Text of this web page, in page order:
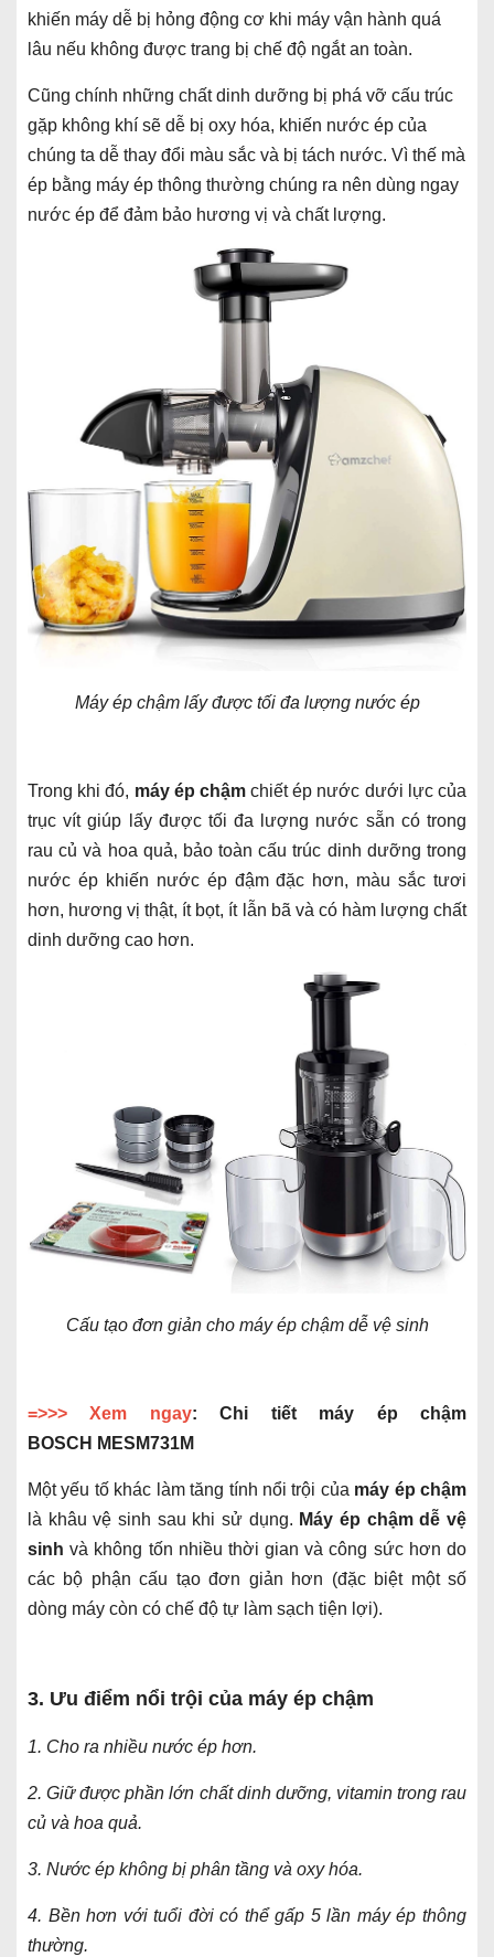
khiến máy dễ bị hỏng động cơ khi máy vận hành quá
lâu nếu không được trang bị chế độ ngắt an toàn.
Cũng chính những chất dinh dưỡng bị phá vỡ cấu trúc
gặp không khí sẽ dễ bị oxy hóa, khiến nước ép của
chúng ta dễ thay đổi màu sắc và bị tách nước. Vì thế mà
ép bằng máy ép thông thường chúng ra nên dùng ngay
nước ép để đảm bảo hương vị và chất lượng.
Máy ép chậm lấy được tối đa lượng nước ép
Trong khi đó, máy ép chậmchiết ép nước dưới lực của
trục vít giúp lấy được tối đa lượng nước sẵn có trong
rau củ và hoa quả, bảo toàn cấu trúc dinh dưỡng trong
nước ép khiến nước ép đậm đặc hơn, màu sắc tươi
hơn, hương vị thật, ít bọt, ít lẫn bã và có hàm lượng chất
dinh dưỡng cao hơn.
Cấu tạo đơn giản cho máy ép chậm dễ vệ sinh
=>>> Xem ngay:Chi tiết máy ép chậm
BOSCH MESM731M
Một yếu tố khác làm tăng tính nổi trội của máy ép chậm
là khâu vệ sinh sau khi sử dụng. Máy ép chậm dễ vệ
sinh và không tốn nhiều thời gian và công sức hơn do
các bộ phận cấu tạo đơn giản hơn (đặc biệt một số
dòng máy còn có chế độ tự làm sạch tiện lợi).
3. Ưu điểm nổi trội của máy ép chậm
1. Cho ra nhiều nước ép hơn.
2. Giữ được phần lớn chất dinh dưỡng, vitamin trong rau
củ và hoa quả.
3. Nước ép không bị phân tầng và oxy hóa.
4. Bền hơn với tuổi đời có thể gấp 5 lần máy ép thông
thường.